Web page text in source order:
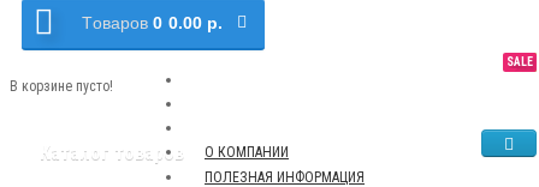
Tоваров 0 0.00 р.
В корзине пусто!
Каталог товаров
О КОМПАНИИ
ПОЛЕЗНАЯ ИНФОРМАЦИЯ
NEW
TOP
SALE